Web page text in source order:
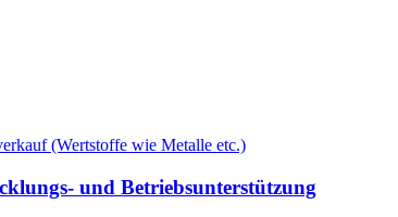
(Wertstoffe wie Metalle etc.)
und Betriebsunterstützung